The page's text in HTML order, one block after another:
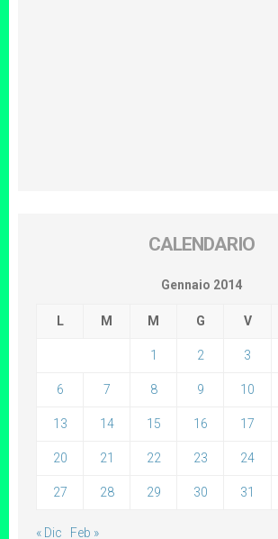
CALENDARIO
Gennaio 2014
L M M G V
1 2 3
6 7 8 9 10
13 14 15 16 17
20 21 22 23 24
27 28 29 30 31
« Dic Feb »